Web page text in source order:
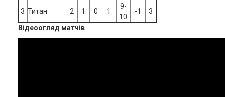
3 Титан 2 1 0 1
9-
10
-1 3
Відеоогляд матчів